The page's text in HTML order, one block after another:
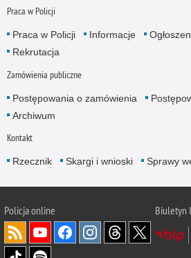
Praca w Policji
Praca w Policji Informacje
Rekrutacja
Zamówienia publiczne
Postępowania o zamówienia
Archiwum
Kontakt
Rzecznik Skargi i wnioski Sprawy
Policjaonline
Biuletyn